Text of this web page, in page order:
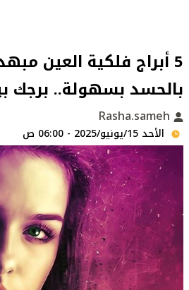
5 أبراج فلكية العين
بالحسد بسهولة.. برجك
الأحد 15/يونيو/2025 - 06:00 ص